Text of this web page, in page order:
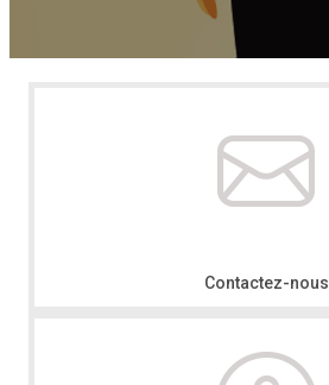
Contactez-nous